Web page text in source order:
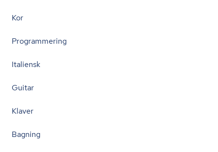
Kor
Programmering
Italiensk
Guitar
Klaver
Bagning